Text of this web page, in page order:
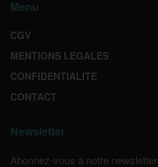
Menu
CGV
MENTIONS LEGALES
CONFIDENTIALITE
CONTACT
Newsletter
Abonnez-vous à notre newsletter